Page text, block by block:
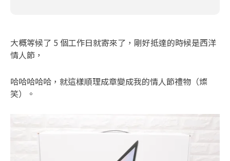
大概等候了 5 個工作日就寄來了，剛好抵達的時候是西洋
情人節，
哈哈哈哈哈，就這樣順理成章變成我的情人節禮物（燦
笑）。